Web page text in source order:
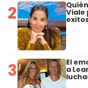
2 Viale
3 El
a